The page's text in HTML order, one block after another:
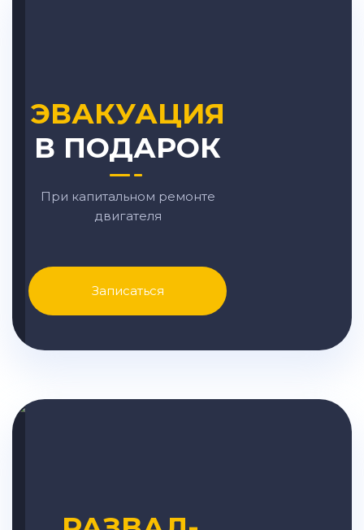
ЭВАКУАЦИЯ
В ПОДАРОК
При капитальном ремонте
двигателя
Записаться